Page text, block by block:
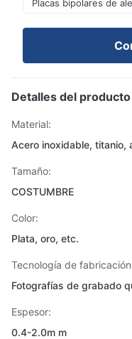
Placas bipolares de
Detalles del producto
Material:
Acero inoxidable, titanio,
Tamaño:
COSTUMBRE
Color:
Plata, oro, etc.
Tecnología de
Fotografías de grabado
Espesor:
0.4-2.0m m